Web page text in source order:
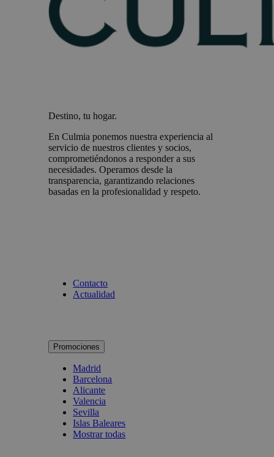
Destino, tu hogar.
En Culmia ponemos nuestra experiencia al
servicio de nuestros clientes y socios,
comprometiéndonos a responder a sus
necesidades. Operamos desde la
transparencia, garantizando relaciones
basadas en la profesionalidad y respeto.
Contacto
Actualidad
Promociones
Madrid
Barcelona
Alicante
Valencia
Sevilla
Islas Baleares
Mostrar todas